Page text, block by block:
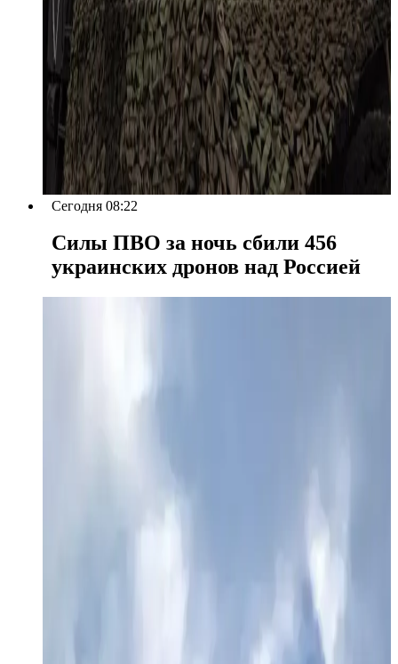
Сегодня 08:22
Силы ПВО за ночь сбили 456
украинских дронов над Россией